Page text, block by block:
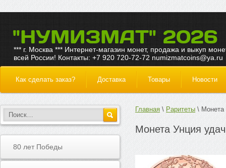
"НУМИЗМАТ" 2026
*** г. Москва *** Интернет-магазин монет, продажа и выкуп
всей России! Контакты: +7 920 720-72-72 numizmatcoins@ya.ru
Как сделать заказ? Доставка Товары Новости
80 лет Победы
Главная Раритеты Монета
Монета Унция